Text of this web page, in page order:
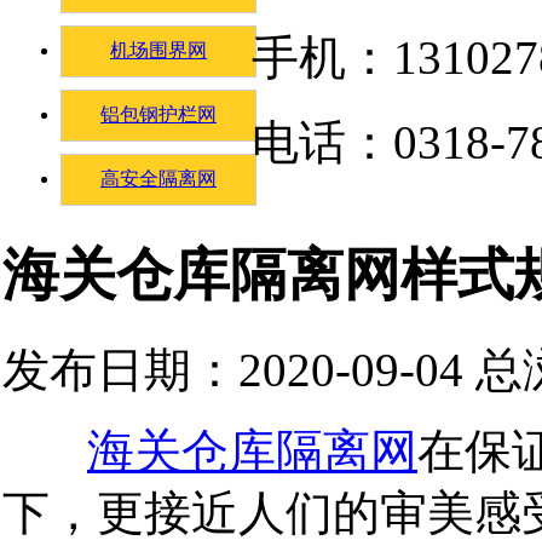
机场围界网
铝包钢护栏网
高安全隔离网
海关仓库隔离网样式
发布日期：2020-09-04 总
海关仓库隔离网在保
下，更接近人们的审美
手机：
电话：0318-